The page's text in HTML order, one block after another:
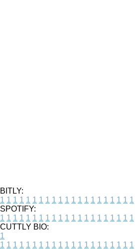
BITLY:
1 1 1 1 1 1 1 1 1 1 1 1 1 1 1 1 1 1 1 1 1
SPOTIFY:
1 1 1 1 1 1 1 1 1 1 1 1 1 1 1 1 1 1 1 1 1
CUTTLY BIO:
1
1 1 1 1 1 1 1 1 1 1 1 1 1 1 1 1 1 1 1 1 1